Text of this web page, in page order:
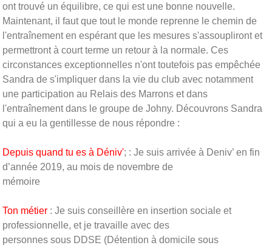
ont trouvé un équilibre, ce qui est une bonne nouvelle.
Maintenant, il faut que tout le monde reprenne le chemin de
l'entraînement en espérant que les mesures s'assoupliront et
permettront à court terme un retour à la normale. Ces
circonstances exceptionnelles n'ont toutefois pas empêchée
Sandra de s'impliquer dans la vie du club avec notamment
une participation au Relais des Marrons et dans
l'entraînement dans le groupe de Johny. Découvrons Sandra
qui a eu la gentillesse de nous répondre :
Depuis quand tu es à Déniv'; : Je suis arrivée à Deniv’ en fin
d’année 2019, au mois de novembre de
mémoire
Ton métier : Je suis conseillère en insertion sociale et
professionnelle, et je travaille avec des
personnes sous DDSE (Détention à domicile sous